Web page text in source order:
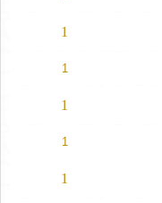
1
1
1
1
1